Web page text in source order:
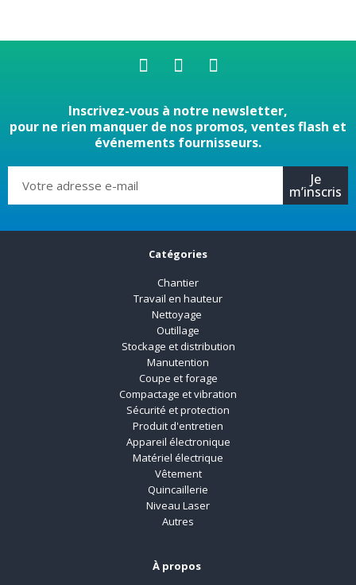
Inscrivez-vous à notre newsletter,
pour ne rien manquer de nos promos, ventes flash et
événements fournisseurs.
Je
m’inscris
Catégories
Chantier
Travail en hauteur
Nettoyage
Outillage
Stockage et distribution
Manutention
Coupe et forage
Compactage et vibration
Sécurité et protection
Produit d'entretien
Appareil électronique
Matériel électrique
Vêtement
Quincaillerie
Niveau Laser
Autres
À propos